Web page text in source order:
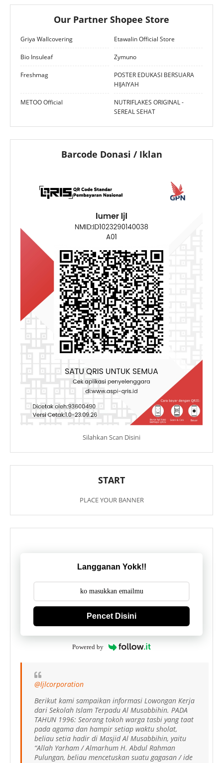
Our Partner Shopee Store
Griya Wallcovering Etawalin Official Store
Bio Insuleaf Zymuno
Freshmag
POSTER EDUKASI BERSUARA
HIJAIYAH
METOO Official
NUTRIFLAKES ORIGINAL -
SEREAL SEHAT
Barcode Donasi / Iklan
Silahkan Scan Disini
START
PLACE YOUR BANNER
Langganan Yokk!!
Pencet Disini
Powered by
@ljlcorporation
Berikut kami sampaikan informasi Lowongan Kerja
dari Sekolah Islam Terpadu Al Musabbihin. PADA
TAHUN 1996: Seorang tokoh warga tasbi yang taat
pada agama dan hampir setiap waktu sholat,
beliau setia hadir di Masjid Al Musabbihin, yaitu
“Allah Yarham / Almarhum H. Abdul Rahman
Pulungan, beliau mencetuskan suatu gagasan / ide